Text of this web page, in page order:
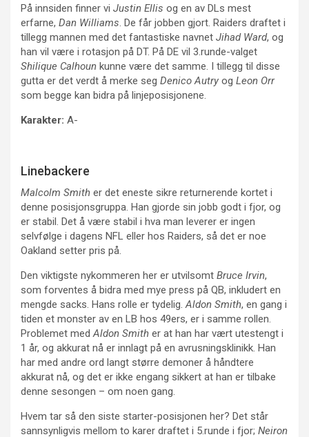
På innsiden finner vi Justin Ellis og en av DLs mest
erfarne, Dan Williams. De får jobben gjort. Raiders draftet i
tillegg mannen med det fantastiske navnet Jihad Ward, og
han vil være i rotasjon på DT. På DE vil 3.runde-valget
Shilique Calhoun kunne være det samme. I tillegg til disse
gutta er det verdt å merke seg Denico Autry og Leon Orr
som begge kan bidra på linjeposisjonene.
Karakter: A-
Linebackere
Malcolm Smith er det eneste sikre returnerende kortet i
denne posisjonsgruppa. Han gjorde sin jobb godt i fjor, og
er stabil. Det å være stabil i hva man leverer er ingen
selvfølge i dagens NFL eller hos Raiders, så det er noe
Oakland setter pris på.
Den viktigste nykommeren her er utvilsomt Bruce Irvin,
som forventes å bidra med mye press på QB, inkludert en
mengde sacks. Hans rolle er tydelig.Aldon Smith, en gang i
tiden et monster av en LB hos 49ers, er i samme rollen.
Problemet medAldon Smith er at han har vært utestengt i
1 år, og akkurat nå er innlagt på en avrusningsklinikk. Han
har med andre ord langt større demoner å håndtere
akkurat nå, og det er ikke engang sikkert at han er tilbake
denne sesongen – om noen gang.
Hvem tar så den siste starter-posisjonen her? Det står
sannsynligvis mellom to karer draftet i 5.runde i fjor; Neiron